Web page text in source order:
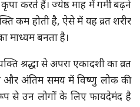
करते हैं। ज्येष्ठ माह में गर्मी बढ़ने
कम होती है, ऐसे में यह व्रत शरीर
माध्यम बनता है।
श्रद्धा से अपरा एकादशी का व्रत
अंतिम समय में विष्णु लोक की
रूप से उन लोगों के लिए फायदेमंद है